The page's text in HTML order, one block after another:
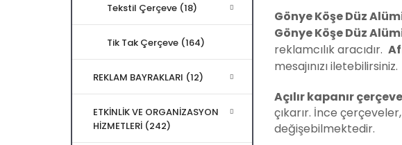
Tekstil Çerçeve (18)
Tik Tak Çerçeve (164)
REKLAM BAYRAKLARI (12)
ETKİNLİK VE ORGANİZASYON
HİZMETLERİ (242)
Gönye Köşe Düz
Gönye Köşe Düz
reklamcılık aracıdır.
mesajınızı iletebilirsiniz.
Açılır kapanır
çıkarır. İnce
değişebilmektedir.